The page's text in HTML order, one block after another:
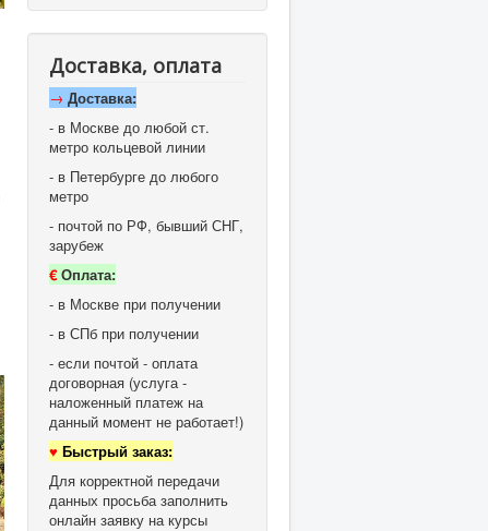
Доставка, оплата
→ Доставка:
- в Москве до любой ст.
метро кольцевой линии
- в Петербурге до любого
метро
- почтой по РФ, бывший СНГ,
зарубеж
€Оплата:
- в Москве при получении
- в СПб при получении
- если почтой - оплата
договорная (услуга -
наложенный платеж на
данный момент не работает!)
♥ Быстрый заказ:
Для корректной передачи
данных просьба заполнить
онлайн заявку на курсы